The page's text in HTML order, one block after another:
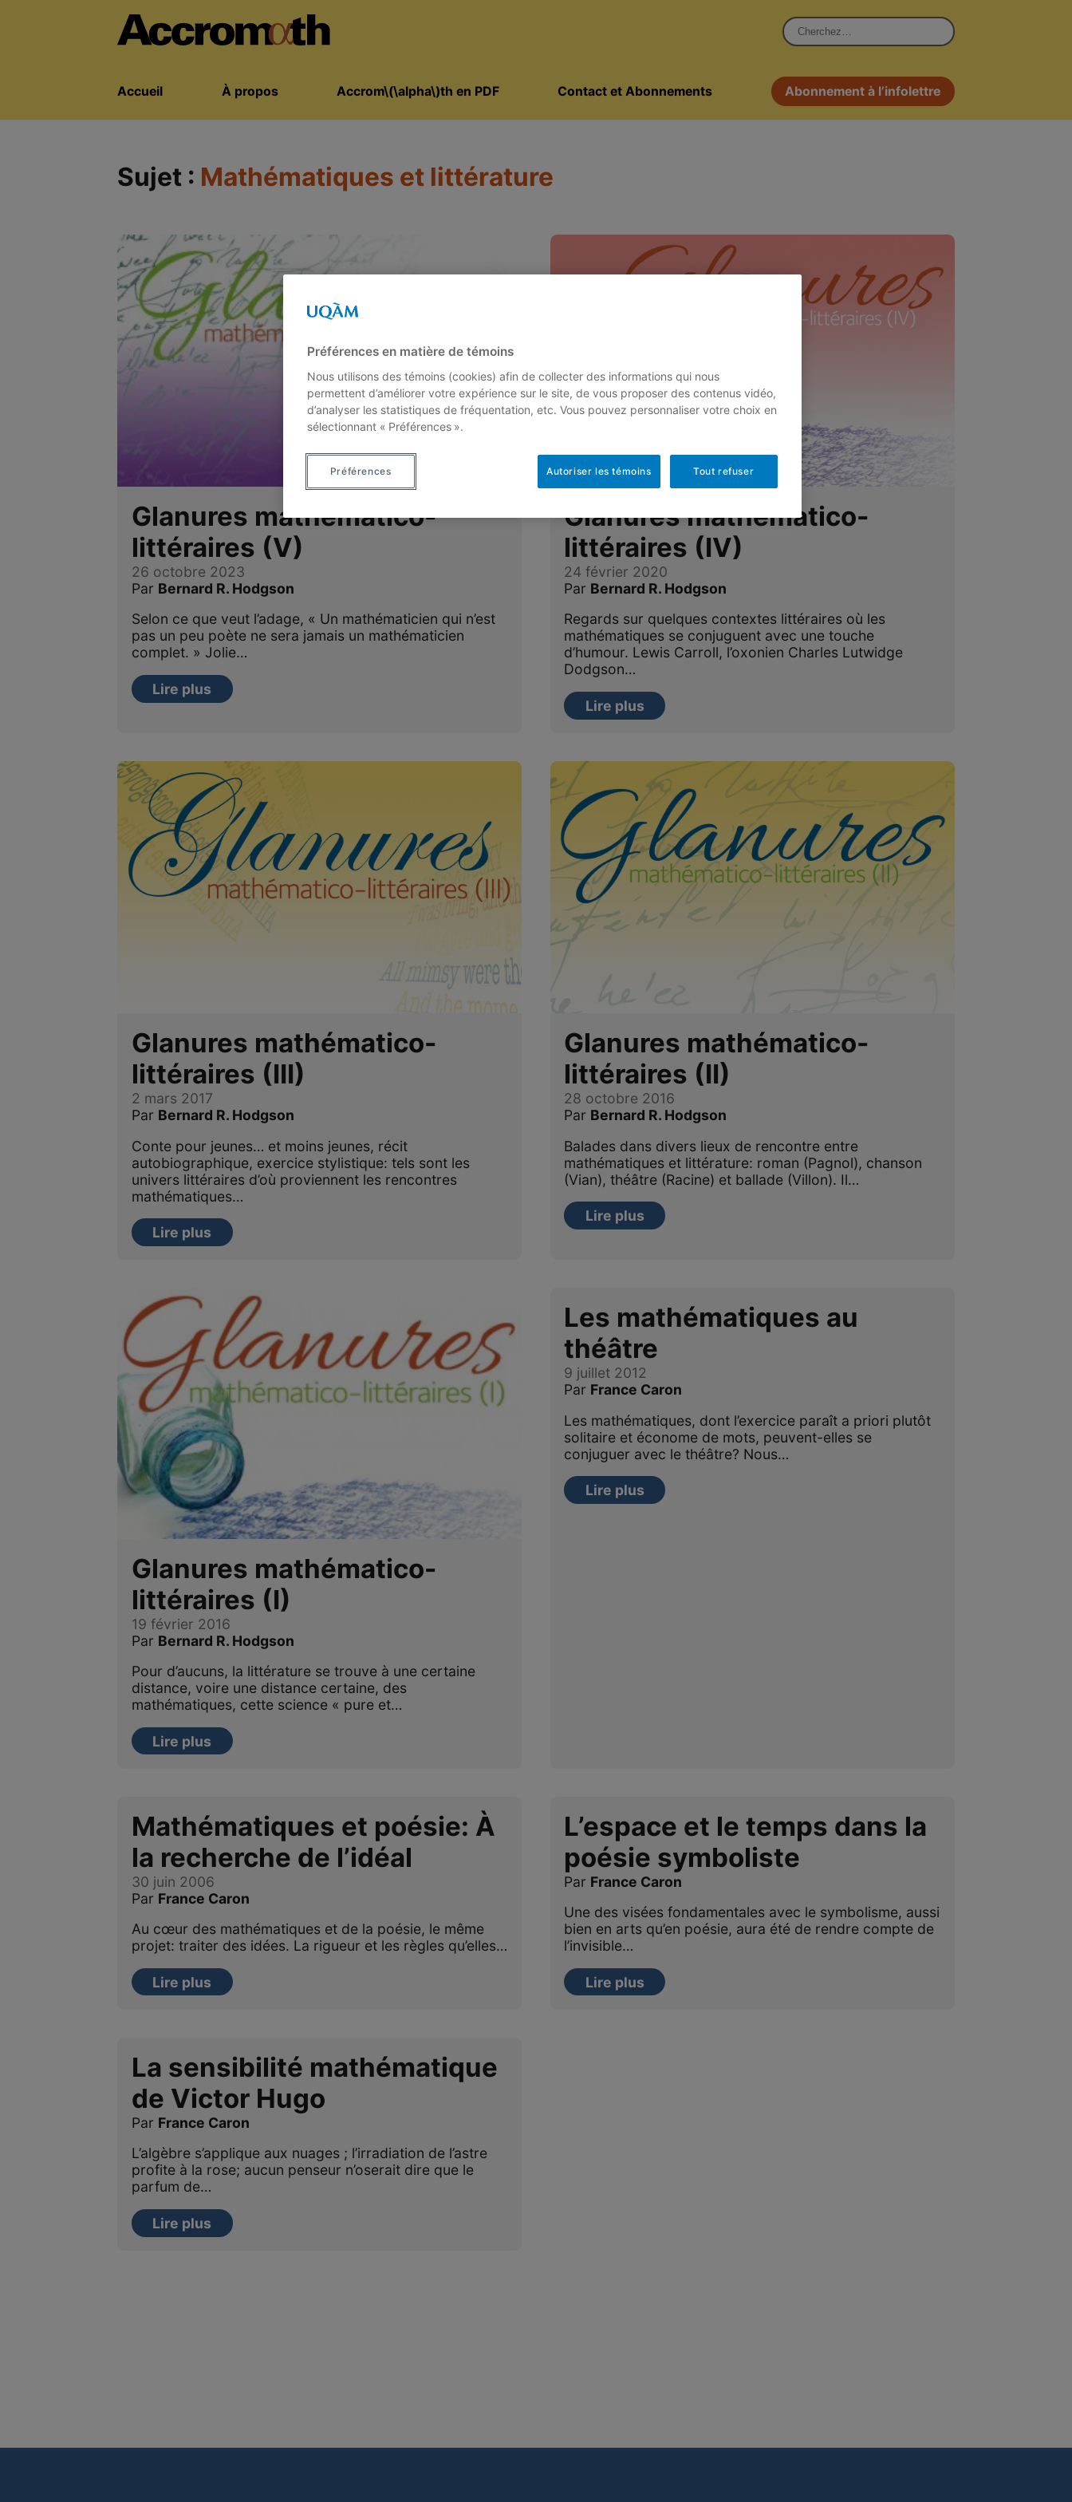
Rechercher :
Accueil À propos Accrom\(\alpha\)th en PDF Contact et Abonnements Abonnement à l’infolettre
Sujet : Mathématiques et littérature
Glanures mathématico-
littéraires (V)
26 octobre 2023
Par Bernard R. Hodgson
Selon ce que veut l’adage, « Un mathématicien qui n’est
pas un peu poète ne sera jamais un mathématicien
complet. » Jolie…
Lire plus
Glanures mathématico-
littéraires (IV)
24 février 2020
Par Bernard R. Hodgson
Regards sur quelques contextes littéraires où les
mathématiques se conjuguent avec une touche
d’humour. Lewis Carroll, l’oxonien Charles Lutwidge
Dodgson…
Lire plus
Glanures mathématico-
littéraires (III)
2 mars 2017
Par Bernard R. Hodgson
Conte pour jeunes… et moins jeunes, récit
autobiographique, exercice stylistique: tels sont les
univers littéraires d’où proviennent les rencontres
mathématiques…
Lire plus
Glanures mathématico-
littéraires (II)
28 octobre 2016
Par Bernard R. Hodgson
Balades dans divers lieux de rencontre entre
mathématiques et littérature: roman (Pagnol), chanson
(Vian), théâtre (Racine) et ballade (Villon). Il…
Lire plus
Glanures mathématico-
littéraires (I)
19 février 2016
Par Bernard R. Hodgson
Pour d’aucuns, la littérature se trouve à une certaine
distance, voire une distance certaine, des
mathématiques, cette science « pure et…
Lire plus
Les mathématiques au
théâtre
9 juillet 2012
Par France Caron
Les mathématiques, dont l’exercice paraît a priori plutôt
solitaire et économe de mots, peuvent-elles se
conjuguer avec le théâtre? Nous…
Lire plus
Mathématiques et poésie: À
la recherche de l’idéal
30 juin 2006
Par France Caron
Au cœur des mathématiques et de la poésie, le même
projet: traiter des idées. La rigueur et les règles qu’elles…
Lire plus
L’espace et le temps dans la
poésie symboliste
Par France Caron
Une des visées fondamentales avec le symbolisme, aussi
bien en arts qu’en poésie, aura été de rendre compte de
l’invisible…
Lire plus
La sensibilité mathématique
de Victor Hugo
Par France Caron
L’algèbre s’applique aux nuages ; l’irradiation de l’astre
profite à la rose; aucun penseur n’oserait dire que le
parfum de…
Lire plus
Préférences en matière de témoins
Nous utilisons des témoins (cookies) afin de collecter des informations qui nous
permettent d’améliorer votre expérience sur le site, de vous proposer des contenus vidéo,
d’analyser les statistiques de fréquentation, etc. Vous pouvez personnaliser votre choix en
sélectionnant « Préférences ».
Tout refuser
Autoriser les témoins
Préférences